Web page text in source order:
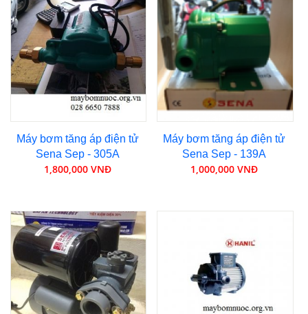
Máy bơm tăng áp điện tử
Sena Sep - 305A
1,800,000 VNĐ
Máy bơm tăng áp điện tử
Sena Sep - 139A
1,000,000 VNĐ